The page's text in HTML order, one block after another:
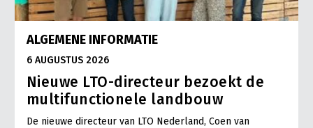
ALGEMENE INFORMATIE
6 AUGUSTUS 2026
Nieuwe LTO-directeur bezoekt de
multifunctionele landbouw
De nieuwe directeur van LTO Nederland, Coen van